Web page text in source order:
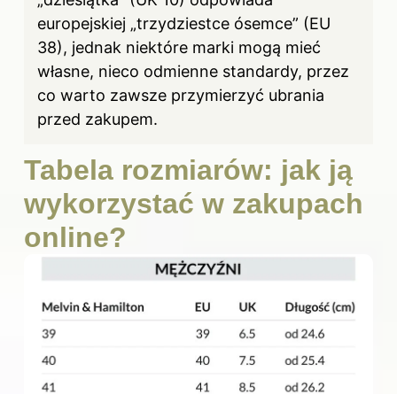
europejskiej „trzydziestce ósemce” (EU
38), jednak niektóre marki mogą mieć
własne, nieco odmienne standardy, przez
co warto zawsze przymierzyć ubrania
przed zakupem.
Tabela rozmiarów: jak ją
wykorzystać w zakupach
online?